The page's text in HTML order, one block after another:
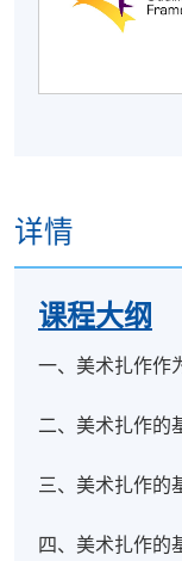
详情
课程大纲
一、美术扎作作
二、美术扎作的
三、美术扎作的
四、美术扎作的